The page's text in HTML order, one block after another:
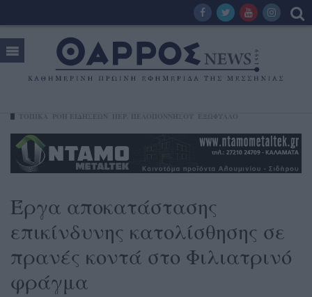
Έργα αποκατάστασης
επικίνδυνης κατολίσθησης σε
πρανές κοντά στο Φιλιατρινό
φράγμα